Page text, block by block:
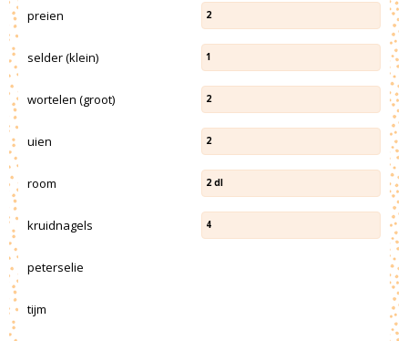
preien 2
selder (klein) 1
wortelen (groot) 2
uien 2
room 2 dl
kruidnagels 4
peterselie
tijm